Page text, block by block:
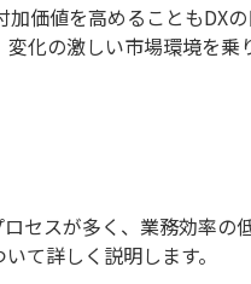
価値を高めることもDX
化の激しい市場環境を乗
セスが多く、業務効率の
て詳しく説明します。